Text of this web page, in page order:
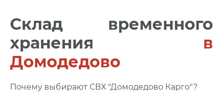
Склад временного
хранения в
Домодедово
Почему выбирают СВХ "Домодедово Карго"?